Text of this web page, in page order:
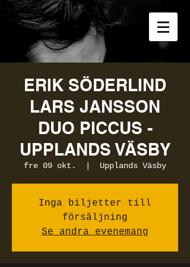
ERIK SÖDERLIND
LARS JANSSON
DUO PICCUS -
UPPLANDS VÄSBY
fre 09 okt. Upplands Väsby
Inga biljetter till
försäljning
Se andra evenemang